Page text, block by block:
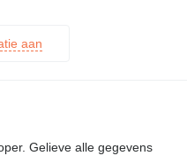
aan
Gelieve alle gegevens